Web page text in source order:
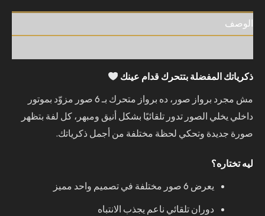
الوصف
ذكرياتك المفضلة بتتحرك قدام عينك
مش مجرد برواز صور، ده برواز متحرك بـ 6 صور مزوّد بموتور
داخلي يخلي الصور تدور تلقائيًا بشكل أنيق ومبهر، كل لفة بتظهر
صورة جديدة وتحكي لحظة مختلفة من أجمل ذكرياتك.
ليه تختاره؟
يعرض 6 صور مختلفة في تصميم واحد مميز
دوران تلقائي ناعم يجذب الانتباه